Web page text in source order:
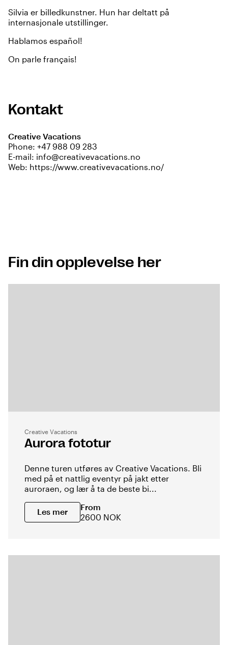
Silvia er billedkunstner. Hun har deltatt på
internasjonale utstillinger.
Hablamos español!
On parle français!
Kontakt
Creative Vacations
Phone: +47 988 09 283
E-mail: info@creativevacations.no
Web: https://www.creativevacations.no/
Fin din opplevelse her
Creative Vacations
Aurora fototur
Denne turen utføres av Creative Vacations. Bli
med på et nattlig eventyr på jakt etter
auroraen, og lær å ta de beste bi...
Les mer
From
2600 NOK